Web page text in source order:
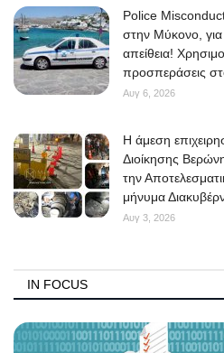
Ελληνικά English
Police
στην Μύκονο, για
απείθεια!
προσπεράσεις
Αυγ 6, 2026
Η άμεση
Διοίκησης
την
μήνυμα
Αυγ 3, 2026
IN FOCUS